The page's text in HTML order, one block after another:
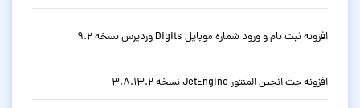
افزونه ثبت نام و ورود شماره موبایل Digits وردپرس نسخه 9.2
افزونه جت انجین المنتور JetEngine نسخه 3.8.13.2